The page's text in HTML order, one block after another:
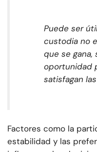
Puede ser
custodia no
que se gana,
oportunidad
satisfagan
Factores como la
estabilidad y las